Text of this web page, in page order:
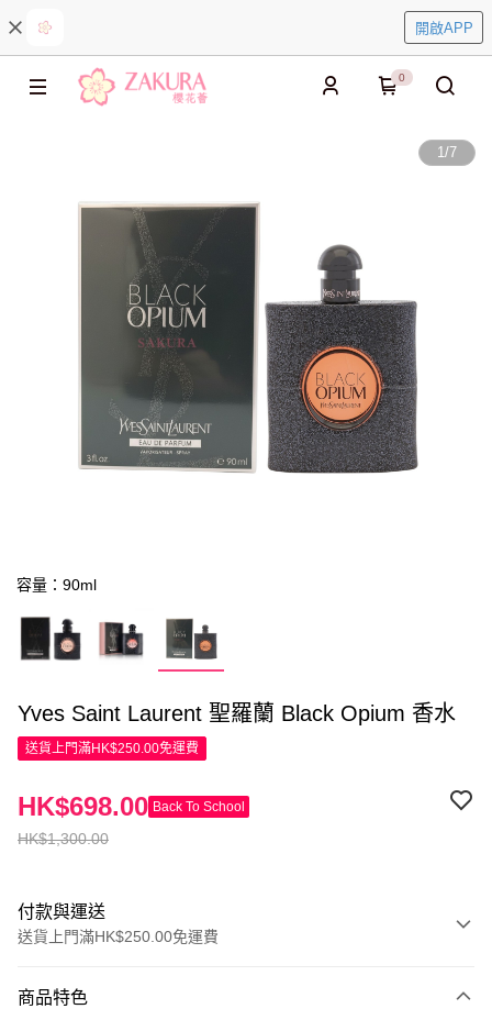
開啟APP
0
1/7
容量：90ml
Yves Saint Laurent 聖羅蘭 Black Opium 香水
送貨上門滿HK$250.00免運費
HK$1,300.00
HK$698.00 Back To School
付款與運送
送貨上門滿HK$250.00免運費
信用卡
商品特色